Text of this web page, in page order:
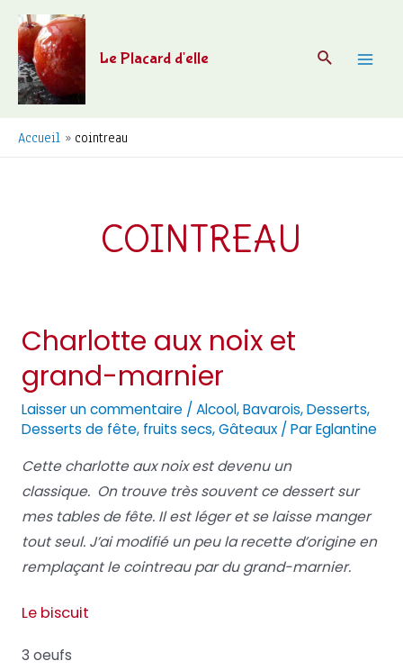
Aller
contenu
Le Placard d'elle
Accueil cointreau
COINTREAU
Charlotte aux noix et
grand-marnier
Laisser un commentaire / Alcool,Bavarois,Desserts,
Desserts de fête, fruits secs,Gâteaux/ ParEglantine
Cette charlotte aux noix est devenu un
classique. On trouve très souvent ce dessert sur
mes tables de fête. Il est léger et se laisse manger
tout seul. J’ai modifié un peu la recette d’origine en
remplaçant le cointreau par du grand-marnier.
Le biscuit
3 oeufs